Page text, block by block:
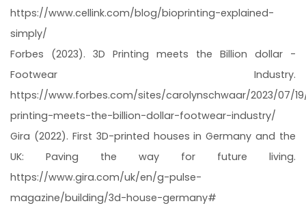
https://www.cellink.com/blog/bioprinting-explained-
simply/
Forbes (2023). 3D Printing meets the Billion dollar -
Footwear Industry.
https://www.forbes.com/sites/carolynschwaar/2023/07/
printing-meets-the-billion-dollar-footwear-industry/
Gira (2022). First 3D-printed houses in Germany and the
UK: Paving the way for future living.
https://www.gira.com/uk/en/g-pulse-
magazine/building/3d-house-germany#